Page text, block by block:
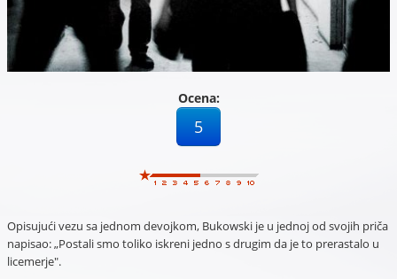
Ocena:
5
Opisujući vezu sa jednom devojkom, Bukowski je u jednoj od svojih priča
napisao: „Postali smo toliko iskreni jedno s drugim da je to prerastalo u
licemerje".